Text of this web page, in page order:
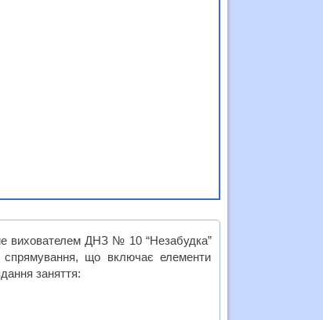
вихователем ДНЗ № 10 “Незабудка”
спрямування, що включає елементи
заняття: